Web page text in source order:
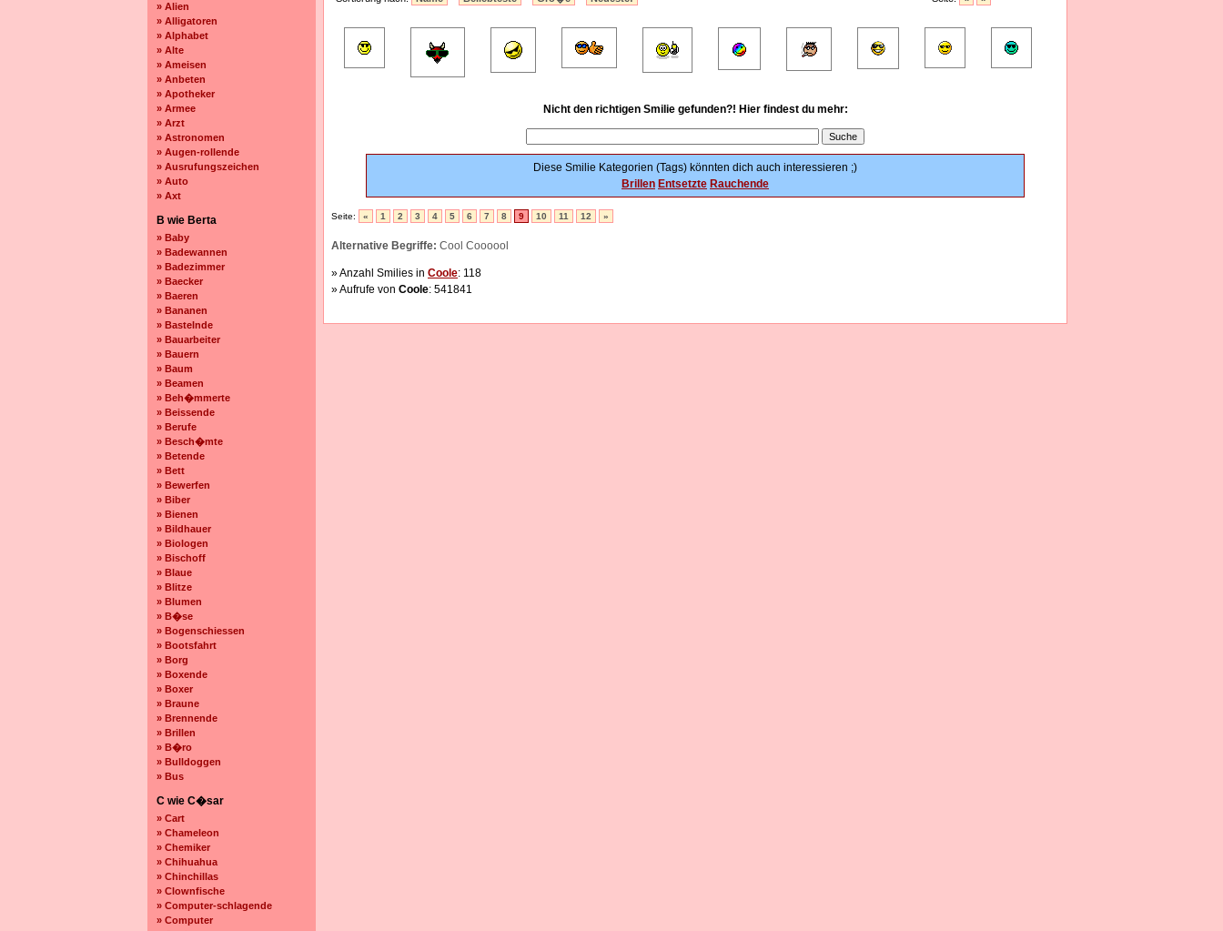
» Alien
» Alligatoren
» Alphabet
» Alte
» Ameisen
» Anbeten
» Apotheker
» Armee
» Arzt
» Astronomen
» Augen-rollende
» Ausrufungszeichen
» Auto
» Axt
B wie Berta
» Baby
» Badewannen
» Badezimmer
» Baecker
» Baeren
» Bananen
» Bastelnde
» Bauarbeiter
» Bauern
» Baum
» Beamen
» Beh�mmerte
» Beissende
» Berufe
» Besch�mte
» Betende
» Bett
» Bewerfen
» Biber
» Bienen
» Bildhauer
» Biologen
» Bischoff
» Blaue
» Blitze
» Blumen
» B�se
» Bogenschiessen
» Bootsfahrt
» Borg
» Boxende
» Boxer
» Braune
» Brennende
» Brillen
» B�ro
» Bulldoggen
» Bus
C wie C�sar
» Cart
» Chameleon
» Chemiker
» Chihuahua
» Chinchillas
» Clownfische
» Computer-schlagende
» Computer
Nicht den richtigen Smilie gefunden?! Hier findest du mehr:
Diese Smilie Kategorien (Tags) könnten dich auch interessieren ;)
Brillen Entsetzte Rauchende
Seite: « 1 2 3 4 5 6 7 8 9 10 11 12 »
Alternative Begriffe: Cool Coooool
» Anzahl Smilies in Coole: 118
» Aufrufe von Coole: 541841